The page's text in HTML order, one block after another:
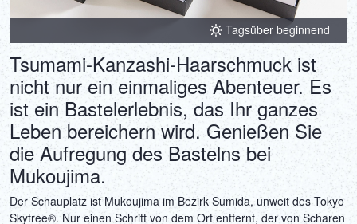
Tagsüber beginnend
Tsumami-Kanzashi-Haarschmuck ist
nicht nur ein einmaliges Abenteuer. Es
ist ein Bastelerlebnis, das Ihr ganzes
Leben bereichern wird. Genießen Sie
die Aufregung des Bastelns bei
Mukoujima.
Der Schauplatz ist Mukoujima im Bezirk Sumida, unweit des Tokyo
Skytree®. Nur einen Schritt von dem Ort entfernt, der von Scharen